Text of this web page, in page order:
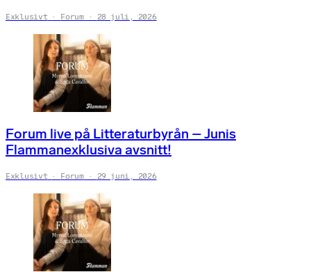
Exklusivt Forum 28 juli, 2026
Forum live på Litteraturbyrån – Junis
Flammanexklusiva avsnitt!
Exklusivt Forum 29 juni, 2026